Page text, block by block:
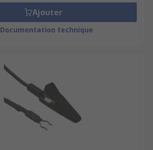
Ajouter
Documentation technique